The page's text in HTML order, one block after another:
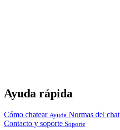
Ayuda rápida
Cómo chatear Ayuda Normas del chat
Contacto y soporte Soporte